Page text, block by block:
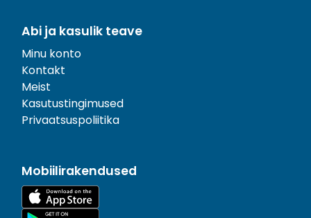
Abi ja kasulik teave
Minu konto
Kontakt
Meist
Kasutustingimused
Privaatsuspoliitika
Mobiilirakendused